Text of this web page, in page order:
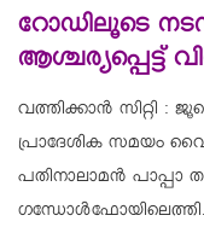
റോഡിലൂടെ
ആശ്ചര്യപ്പെട്ട്
വത്തിക്കാന്‍ സിറ്റി :
പ്രാദേശിക സമയം
പതിനാലാമന്‍